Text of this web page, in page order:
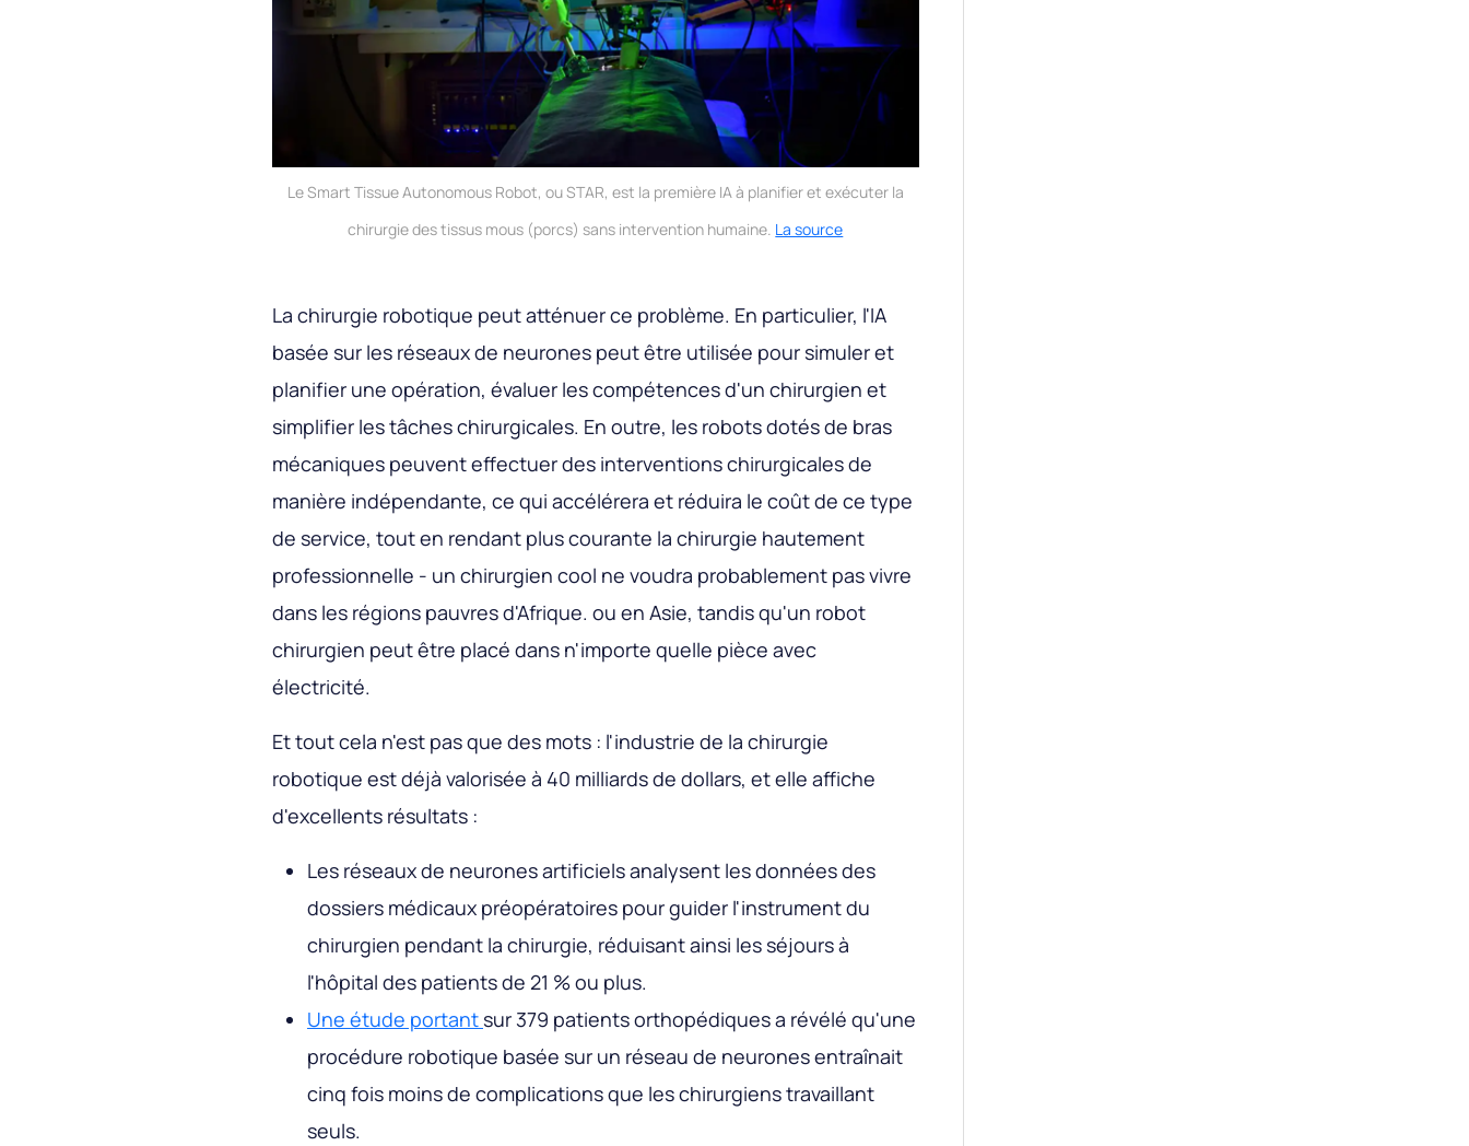
Le Smart Tissue Autonomous Robot, ou STAR, est la première IA à planifier et exécuter la
chirurgie des tissus mous (porcs) sans intervention humaine. La source
La chirurgie robotique peut atténuer ce problème. En particulier, l'IA
basée sur les réseaux de neurones peut être utilisée pour simuler et
planifier une opération, évaluer les compétences d'un chirurgien et
simplifier les tâches chirurgicales. En outre, les robots dotés de bras
mécaniques peuvent effectuer des interventions chirurgicales de
manière indépendante, ce qui accélérera et réduira le coût de ce type
de service, tout en rendant plus courante la chirurgie hautement
professionnelle - un chirurgien cool ne voudra probablement pas vivre
dans les régions pauvres d'Afrique. ou en Asie, tandis qu'un robot
chirurgien peut être placé dans n'importe quelle pièce avec
électricité.
Et tout cela n'est pas que des mots : l'industrie de la chirurgie
robotique est déjà valorisée à 40 milliards de dollars, et elle affiche
d'excellents résultats :
Les réseaux de neurones artificiels analysent les données des
dossiers médicaux préopératoires pour guider l'instrument du
chirurgien pendant la chirurgie, réduisant ainsi les séjours à
l'hôpital des patients de 21 % ou plus.
Une étude portantsur 379 patients orthopédiques a révélé qu'une
procédure robotique basée sur un réseau de neurones entraînait
cinq fois moins de complications que les chirurgiens travaillant
seuls.